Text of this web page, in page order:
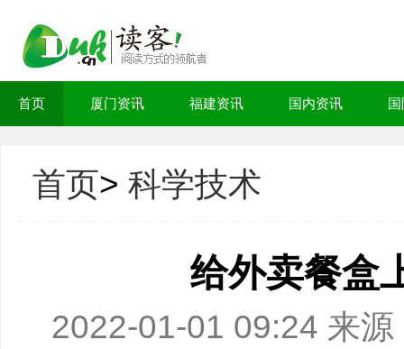
首页 厦门资讯 福建资讯 国内资讯
首页> 科学技术
给外卖餐盒
2022-01-01 09:24 来